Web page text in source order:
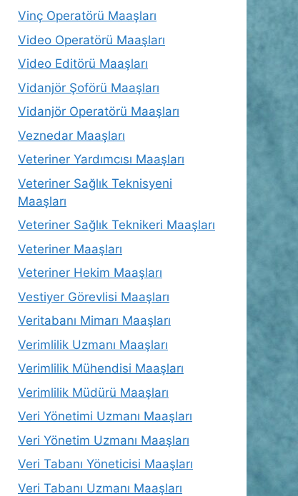
Vinç Operatörü Maaşları
Video Operatörü Maaşları
Video Editörü Maaşları
Vidanjör Şoförü Maaşları
Vidanjör Operatörü Maaşları
Veznedar Maaşları
Veteriner Yardımcısı Maaşları
Veteriner Sağlık Teknisyeni
Maaşları
Veteriner Sağlık Teknikeri Maaşları
Veteriner Maaşları
Veteriner Hekim Maaşları
Vestiyer Görevlisi Maaşları
Veritabanı Mimarı Maaşları
Verimlilik Uzmanı Maaşları
Verimlilik Mühendisi Maaşları
Verimlilik Müdürü Maaşları
Veri Yönetimi Uzmanı Maaşları
Veri Yönetim Uzmanı Maaşları
Veri Tabanı Yöneticisi Maaşları
Veri Tabanı Uzmanı Maaşları